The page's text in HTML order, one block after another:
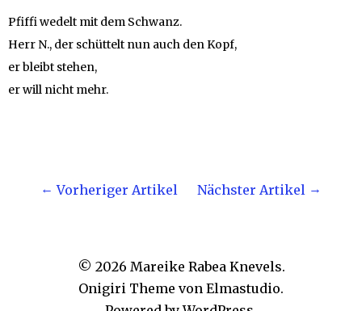
Pfiffi wedelt mit dem Schwanz.
Herr N., der schüttelt nun auch den Kopf,
er bleibt stehen,
er will nicht mehr.
Vorheriger Artikel Nächster Artikel
© 2026 Mareike Rabea Knevels.
Onigiri Theme von Elmastudio.